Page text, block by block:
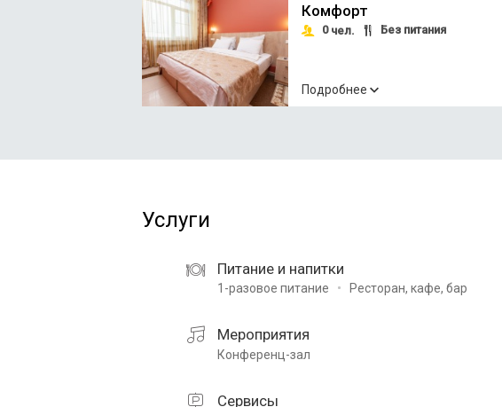
Комфорт
0чел. Без питания
Подробнее
Услуги
Питание и напитки
1-разовое питание Ресторан, кафе, бар
Мероприятия
Конференц-зал
Сервисы